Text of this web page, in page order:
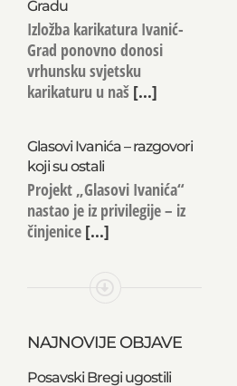
Gradu
Izložba karikatura Ivanić-
Grad ponovno donosi
vrhunsku svjetsku
karikaturu u naš[...]
Glasovi Ivanića – razgovori
koji su ostali
Projekt „Glasovi Ivanića“
nastao je iz privilegije – iz
činjenice[...]
NAJNOVIJE OBJAVE
Posavski Bregi ugostili